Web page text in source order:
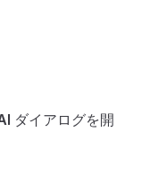
ダイアログを開